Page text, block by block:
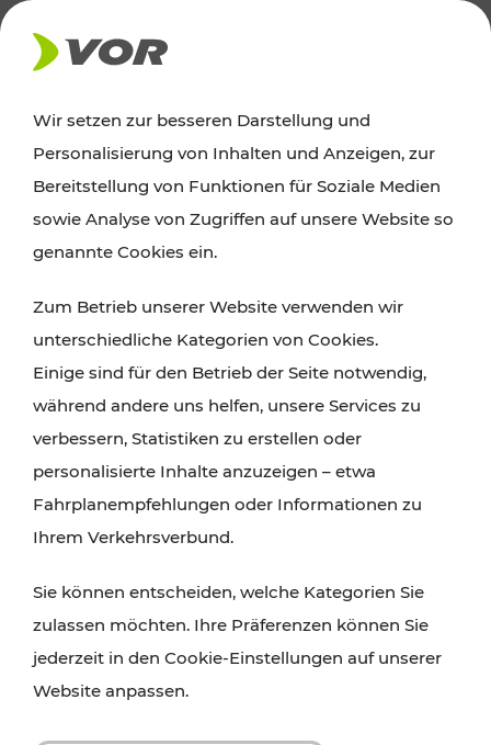
AKTUELLES
Ausflugstipps
Wien, Niederösterreich und das Burgenland
Wanderungen, Kultur und Gastronomie,
Radtouren oder purer Naturgenuss – viele
Attraktionen sind mit den Ticket- und Fahrplan-
Angeboten des VOR gut und schnell erreichbar.
Wir setzen zur besseren Darstellung und
Personalisierung von Inhalten und Anzeigen, zur
Bereitstellung von Funktionen für Soziale Medien
sowie Analyse von Zugriffen auf unsere Website so
genannte Cookies ein.
Zum Betrieb unserer Website verwenden wir
unterschiedliche Kategorien von Cookies.
Einige sind für den Betrieb der Seite notwendig,
während andere uns helfen, unsere Services zu
verbessern, Statistiken zu erstellen oder
personalisierte Inhalte anzuzeigen – etwa
Fahrplanempfehlungen oder Informationen zu
Ihrem Verkehrsverbund.
Sie können entscheiden, welche Kategorien Sie
zulassen möchten. Ihre Präferenzen können Sie
jederzeit in den Cookie-Einstellungen auf unserer
Website anpassen.